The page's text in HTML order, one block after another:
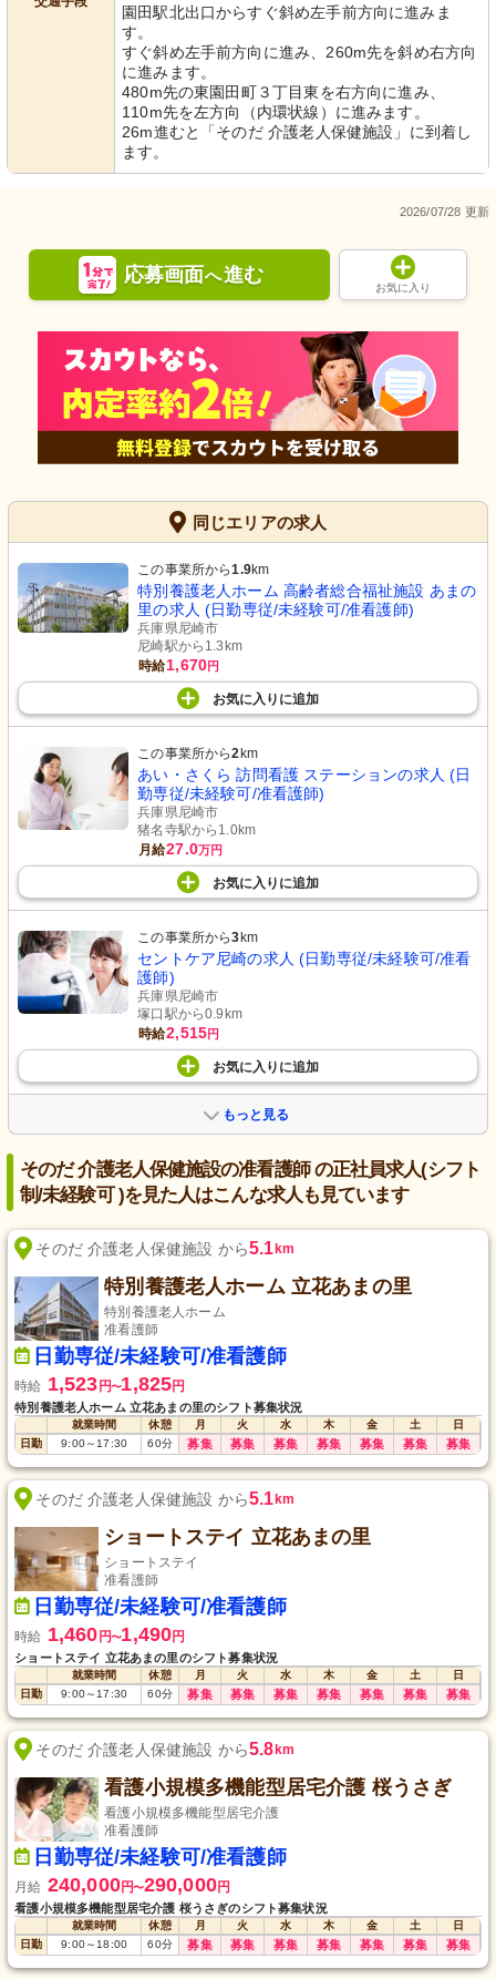
園田駅北出口からすぐ斜め左手前方向に進みま
す。
すぐ斜め左手前方向に進み、260m先を斜め右方向
に進みます。
480m先の東園田町３丁目東を右方向に進み、
110m先を左方向（内環状線）に進みます。
26m進むと「そのだ 介護老人保健施設」に到着し
ます。
2026/07/28 更新
応募画面へ進む
お気に入り
同じエリアの求人
この事業所から1.9km
特別養護老人ホーム 高齢者総合福祉施設 あまの
里の求人 (日勤専従/未経験可/准看護師)
兵庫県尼崎市
尼崎駅から1.3km
時給1,670円
お気に入り に追加
この事業所から2 km
あい・さくら 訪問看護 ステーションの求人 (日
勤専従/未経験可/准看護師)
兵庫県尼崎市
猪名寺駅から1.0km
月給27.0万円
お気に入り に追加
この事業所から3 km
セントケア尼崎の求人 (日勤専従/未経験可/准看
護師)
兵庫県尼崎市
塚口駅から0.9km
時給2,515円
お気に入り に追加
もっと見る
そのだ 介護老人保健施設の准看護師 の正社員求人(シフト
制/未経験可 )を見た人はこんな求人も見ています
そのだ 介護老人保健施設 から5.1km
特別養護老人ホーム 立花あまの里
特別養護老人ホーム
准看護師
日勤専従/未経験可/准看護師
時給 1,523 円〜1,825円
特別養護老人ホーム 立花あまの里のシフト募集状況
就業時間 休憩 月 火 水 木 金 土
日
日勤
9:00～17:30 60分 募集 募集 募集 募集 募集 募集 募集
そのだ 介護老人保健施設 から5.1km
ショートステイ 立花あまの里
ショートステイ
准看護師
日勤専従/未経験可/准看護師
時給 1,460 円〜1,490円
ショートステイ 立花あまの里のシフト募集状況
就業時間 休憩 月 火 水 木 金 土
日
日勤
9:00～17:30 60分 募集 募集 募集 募集 募集 募集 募集
そのだ 介護老人保健施設 から5.8km
看護小規模多機能型居宅介護 桜うさぎ
看護小規模多機能型居宅介護
准看護師
日勤専従/未経験可/准看護師
月給 240,000円〜290,000円
看護小規模多機能型居宅介護 桜うさぎのシフト募集状況
就業時間 休憩 月 火 水 木 金 土
日
日勤
9:00～18:00 60分 募集 募集 募集 募集 募集 募集 募集